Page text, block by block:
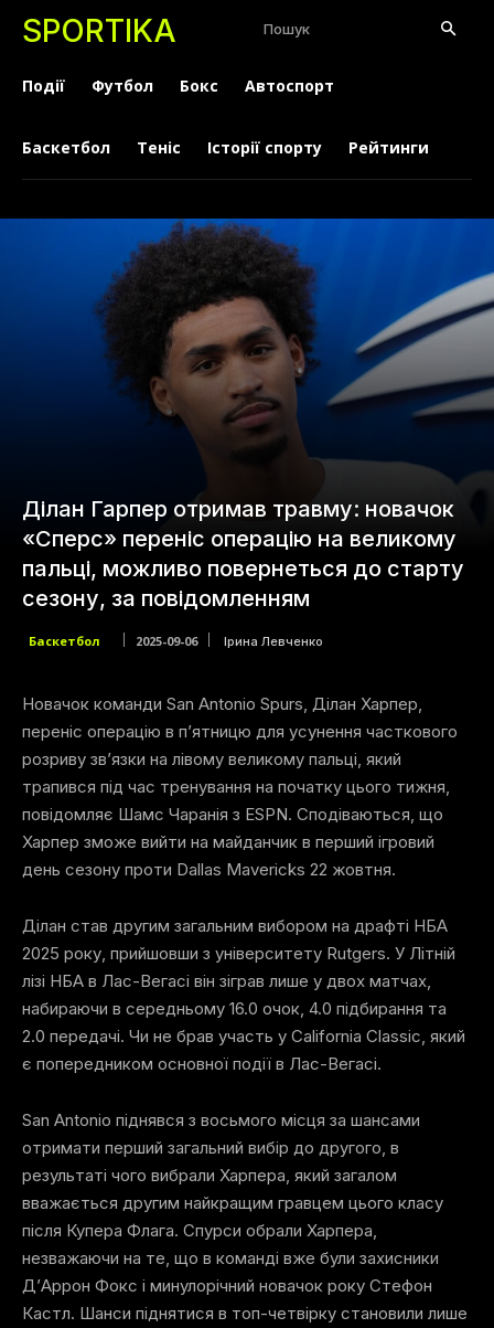
SPORTIKA Пошук
Події Футбол Бокс Автоспорт
Баскетбол Теніс Історії спорту Рейтинги
Ділан Гарпер отримав травму: новачок
«Сперс» переніс операцію на великому
пальці, можливо повернеться до старту
сезону, за повідомленням
Баскетбол 2025-09-06 Ірина Левченко
Новачок команди San Antonio Spurs, Ділан Харпер,
переніс операцію в п’ятницю для усунення часткового
розриву зв’язки на лівому великому пальці, який
трапився під час тренування на початку цього тижня,
повідомляє Шамс Чаранія з ESPN. Сподіваються, що
Харпер зможе вийти на майданчик в перший ігровий
день сезону проти Dallas Mavericks 22 жовтня.
Ділан став другим загальним вибором на драфті НБА
2025 року, прийшовши з університету Rutgers. У Літній
лізі НБА в Лас-Вегасі він зіграв лише у двох матчах,
набираючи в середньому 16.0 очок, 4.0 підбирання та
2.0 передачі. Чи не брав участь у California Classic, який
є попередником основної події в Лас-Вегасі.
San Antonio піднявся з восьмого місця за шансами
отримати перший загальний вибір до другого, в
результаті чого вибрали Харпера, який загалом
вважається другим найкращим гравцем цього класу
після Купера Флага. Спурси обрали Харпера,
незважаючи на те, що в команді вже були захисники
Д’Аррон Фокс і минулорічний новачок року Стефон
Кастл. Шанси піднятися в топ-четвірку становили лише